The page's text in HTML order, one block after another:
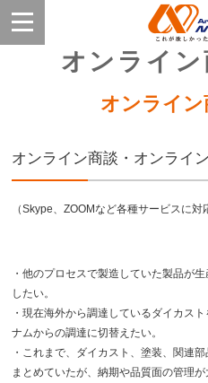
オンライ
オンライン
オンライン商談・オンライ
（Skype、ZOOMなど各種サービスに対
・他のプロセスで製造していた製品が
したい。
・現在海外から調達しているダイカス
ナムからの調達に切替えたい。
・これまで、ダイカスト、塗装、関連
まとめていたが、納期や品質面の管理